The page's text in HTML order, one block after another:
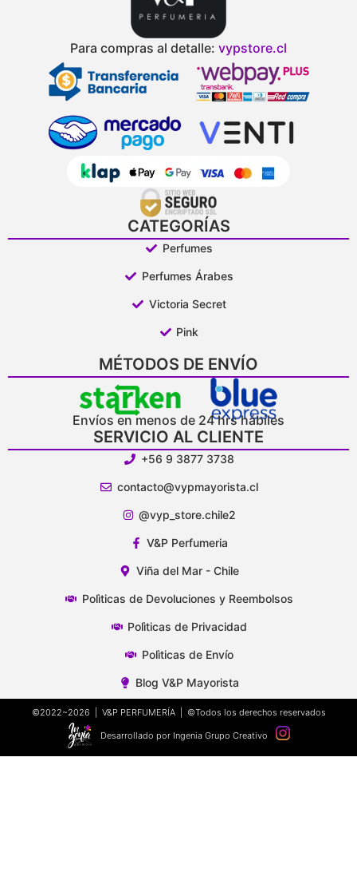
Para compras al detalle: vypstore.cl
CATEGORÍAS
Perfumes
Perfumes Árabes
Victoria Secret
Pink
MÉTODOS DE ENVÍO
Envíos en menos de 24 hrs hábiles
SERVICIO AL CLIENTE
+56 9 3877 3738
contacto@vypmayorista.cl
@vyp_store.chile2
V&P Perfumeria
Viña del Mar - Chile
Polìticas de Devoluciones y Reembolsos
Polìticas de Privacidad
Polìticas de Envío
Blog V&P Mayorista
©2022~2026 | V&P PERFUMERÍA | ©Todos los derechos reservados
Desarrollado por Ingenia Grupo Creativo